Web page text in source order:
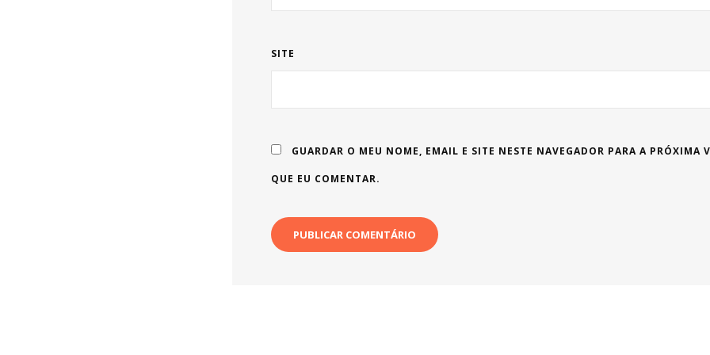
SITE
GUARDAR O MEU NOME, EMAIL E SITE NESTE NAVEGADOR PARA A PRÓXIMA
QUE EU COMENTAR.